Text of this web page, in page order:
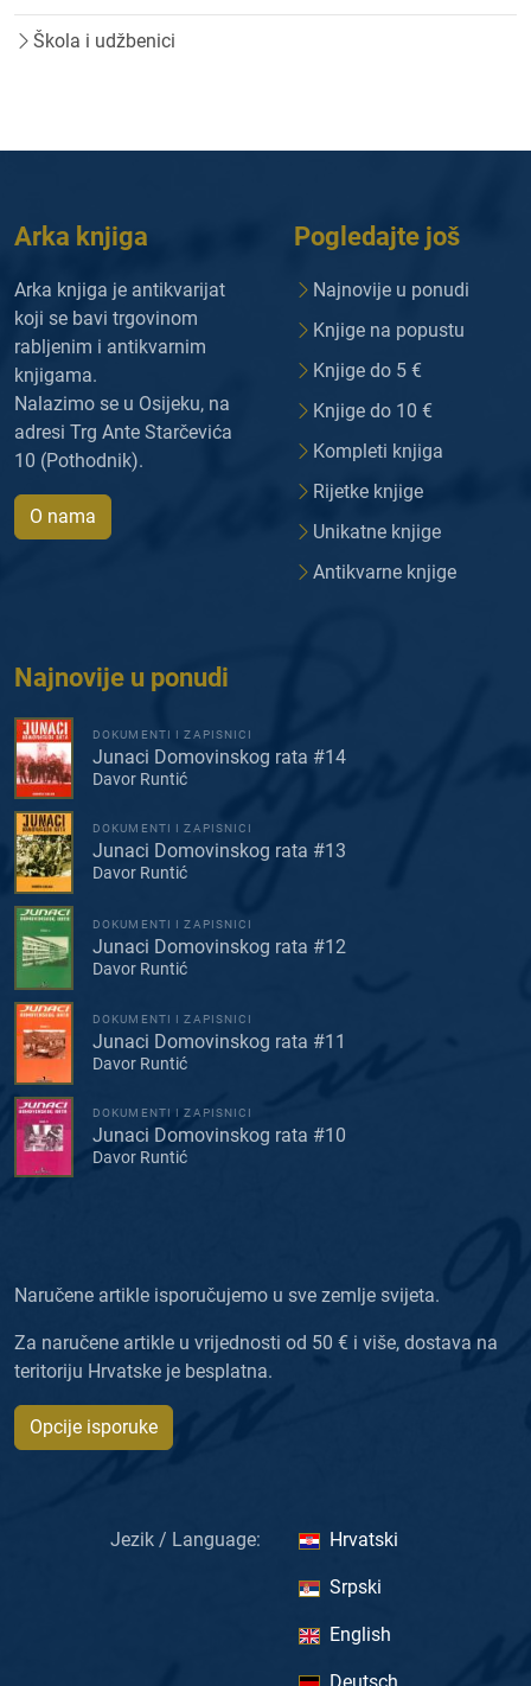
Škola i udžbenici
Arka knjiga
Arka knjiga je antikvarijat
koji se bavi trgovinom
rabljenim i antikvarnim
knjigama.
Nalazimo se u Osijeku, na
adresi Trg Ante Starčevića
10 (Pothodnik).
O nama
Pogledajte još
Najnovije u ponudi
Knjige na popustu
Knjige do 5 €
Knjige do 10 €
Kompleti knjiga
Rijetke knjige
Unikatne knjige
Antikvarne knjige
Najnovije u ponudi
DOKUMENTI I ZAPISNICI
Junaci Domovinskog rata #14
Davor Runtić
DOKUMENTI I ZAPISNICI
Junaci Domovinskog rata #13
Davor Runtić
DOKUMENTI I ZAPISNICI
Junaci Domovinskog rata #12
Davor Runtić
DOKUMENTI I ZAPISNICI
Junaci Domovinskog rata #11
Davor Runtić
DOKUMENTI I ZAPISNICI
Junaci Domovinskog rata #10
Davor Runtić
Naručene artikle isporučujemo u sve zemlje svijeta.
Za naručene artikle u vrijednosti od 50 € i više, dostava na
teritoriju Hrvatske je besplatna.
Opcije isporuke
Jezik / Language: Hrvatski
Srpski
English